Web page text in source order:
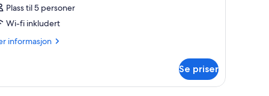
Plass til 5 personer
Wi-fi inkludert
informasjon
Se priser